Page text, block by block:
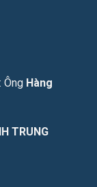
Ông Hàng
TRUNG